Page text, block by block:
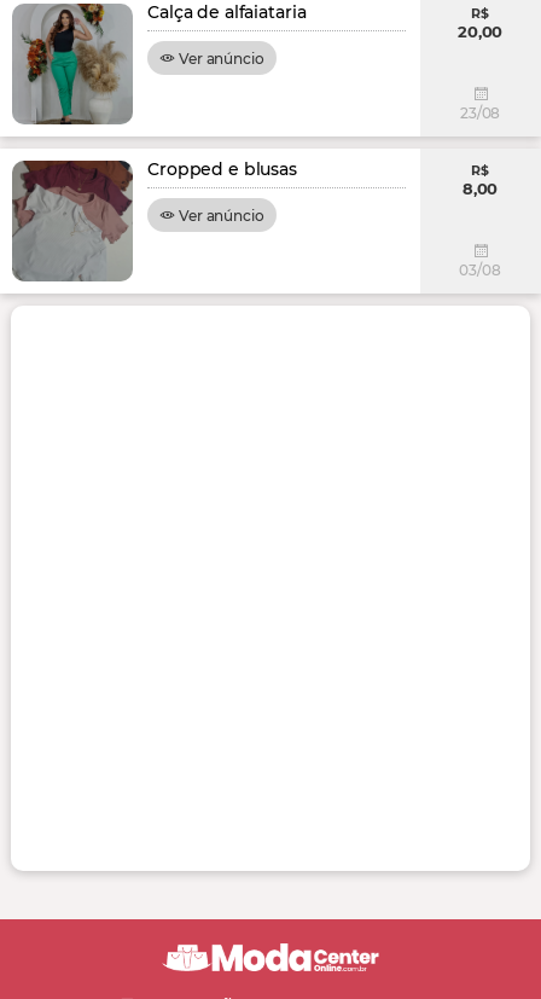
Calça de alfaiataria
Ver anúncio
R$
20,00
23/08
Cropped e blusas
Ver anúncio
R$
8,00
03/08